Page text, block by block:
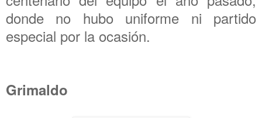
donde no hubo uniforme ni partido
especial por la ocasión.
Grimaldo